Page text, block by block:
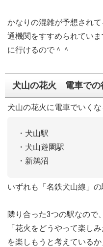
かなりの混雑が予想され
通機関をすすめられてい
に行けるので＾＾
犬山の花火 電車での
犬山の花火に電車でいくな
・犬山駅
・犬山遊園駅
・新鵜沼
いずれも「名鉄犬山線」の
隣り合った3つの駅なので
「花火をどうやって楽し
を楽しもうと考えている